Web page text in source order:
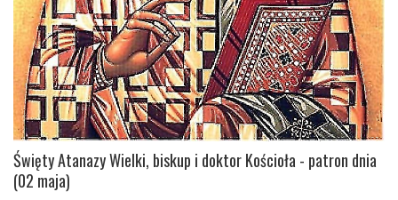
Święty Atanazy Wielki, biskup i doktor Kościoła - patron dnia
(02 maja)